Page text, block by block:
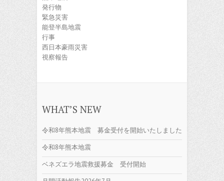
発行物
緊急災害
能登半島地震
行事
西日本豪雨災害
視察報告
WHAT’S NEW
令和8年熊本地震 募金受付を開始いたしました
令和8年熊本地震
ベネズエラ地震救援募金 受付開始